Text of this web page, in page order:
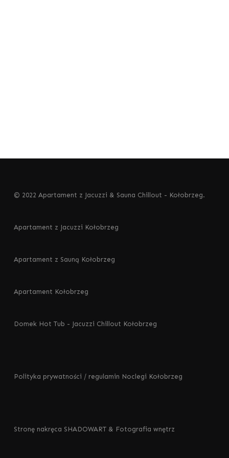
© 2022 Apartament z Jacuzzi & Sauna Chillout - Kołobrzeg.
Apartament z Jacuzzi Kołobrzeg
Apartament z Sauną Kołobrzeg
Apartament Kołobrzeg
Domek Hot Tub - Jacuzzi Chillout Kołobrzeg
Polityka prywatności / regulamin Noclegi Kołobrzeg
Stronę nakręca SHADOWART& Fotografia wnętrz